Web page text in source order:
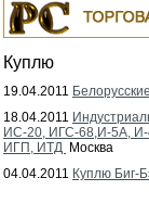
Куплю
19.04.2011
18.04.2011
ИС-20, ИГС-68,И-5А,
ИГП, ИТД Москва
04.04.2011 Куплю Биг-